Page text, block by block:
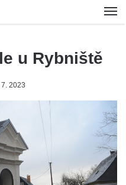
u Rybniště
7. 2023